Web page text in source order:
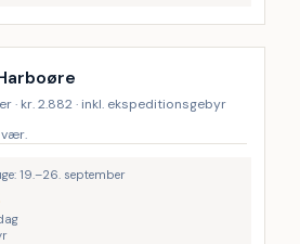
· kr. 2.882 · inkl. ekspeditionsgebyr
19.–26. september